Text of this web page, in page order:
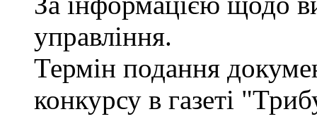
управління.
Термін подання
конкурсу в газеті